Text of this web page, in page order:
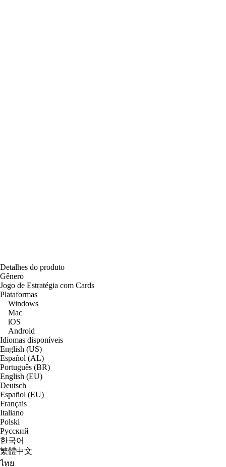
Detalhes do produto
Gênero
Jogo de Estratégia com Cards
Plataformas
Windows
Mac
iOS
Android
Idiomas disponíveis
English (US)
Español (AL)
Português (BR)
English (EU)
Deutsch
Español (EU)
Français
Italiano
Polski
Русский
한국어
繁體中文
ไทย